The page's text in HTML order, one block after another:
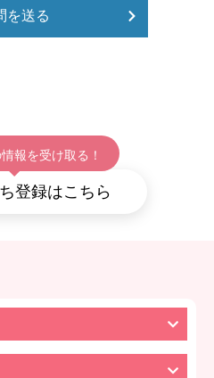
を送る
報を受け取る！
登録はこちら